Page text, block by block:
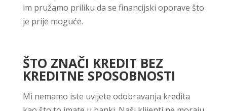
im pružamo priliku da se financijski oporave što
je prije moguće.
ŠTO ZNAČI KREDIT BEZ
KREDITNE SPOSOBNOSTI
Mi nemamo iste uvijete odobravanja kredita